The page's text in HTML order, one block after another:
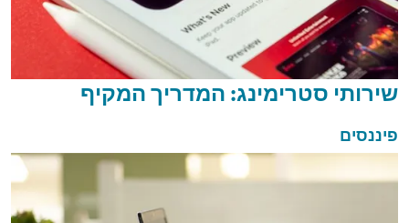
שירותי סטרימינג: המדריך המקיף
פיננסים